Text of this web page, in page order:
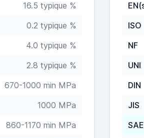
16.5 typique %
0.2 typique %
4.0 typique %
2.8 typique %
670-1000 min MPa
1000 MPa
860-1170 min MPa
ISO
NF
UNI
DIN
JIS